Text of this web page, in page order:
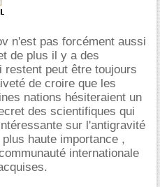
n'est pas forcément aussi
de plus il y a des
restent peut être toujours
de croire que les
nations hésiteraient un
des scientifiques qui
sur l'antigravité
haute importance ,
internationale